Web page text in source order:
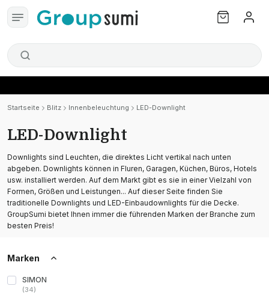
Startseite Blitz Innenbeleuchtung LED-Downlight
LED-Downlight
Downlights sind Leuchten, die direktes Licht vertikal nach unten
abgeben. Downlights können in Fluren, Garagen, Küchen, Büros, Hotels
usw. installiert werden. Auf dem Markt gibt es sie in einer Vielzahl von
Formen, Größen und Leistungen... Auf dieser Seite finden Sie
traditionelle Downlights und LED-Einbaudownlights für die Decke.
GroupSumi bietet Ihnen immer die führenden Marken der Branche zum
besten Preis!
Marken
SIMON
(34)